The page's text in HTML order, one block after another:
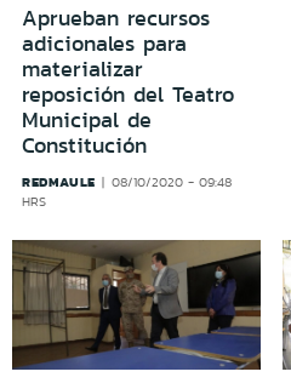
Aprueban recursos
adicionales para
materializar
reposición del Teatro
Municipal de
Constitución
REDMAULE
08/10/2020 - 09:48
HRS